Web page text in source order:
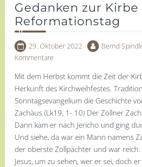
Gedanken zur
Reformationstag
29. Oktober 2022 Bernd
Kommentare
Mit dem Herbst kommt die Zeit der
Herkunft des Kirchweihfestes.
Sonntagsevangelium die Geschichte
Zachäus (Lk19, 1-.10) Der Zöllner
Dann kam er nach Jericho und ging
Und siehe, da war ein Mann namens
der oberste Zollpächter und war
Jesus, um zu sehen, wer er sei, doch